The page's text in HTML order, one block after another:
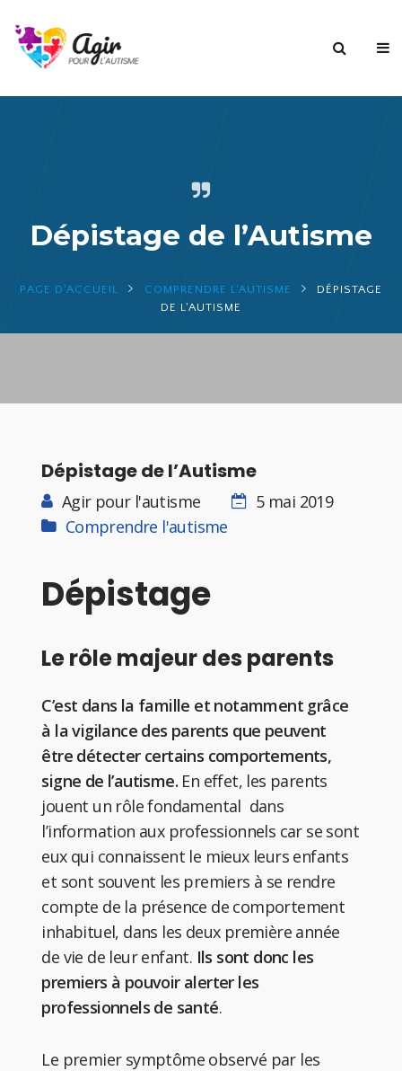
Dépistage de l’Autisme
PAGE D'ACCUEIL COMPRENDRE L'AUTISME
DÉPISTAGE
DE L'AUTISME
Dépistage de l’Autisme
Agir pour l'autisme
5 mai 2019
Comprendre l'autisme
Dépistage
Le rôle majeur des parents
C’est dans la famille et notamment grâce
à la vigilance des parents que peuvent
être détecter certains comportements,
signe de l’autisme.En effet, les parents
jouent un rôle fondamental dans
l’information aux professionnels car se sont
eux qui connaissent le mieux leurs enfants
et sont souvent les premiers à se rendre
compte de la présence de comportement
inhabituel, dans les deux première année
de vie de leur enfant. Ils sont donc les
premiers à pouvoir alerter les
professionnels de santé.
Le premier symptôme observé par les